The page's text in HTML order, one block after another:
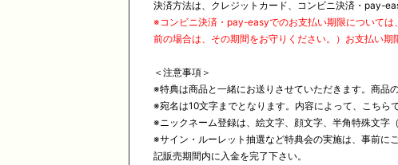
決済方法は、クレジットカード、コンビニ決済・pay-
※ コンビニ決済・pay-easyでのお支払い期限について
前の場合は、その期間をお守りください。）お支払い
＜注意事項＞
※特典は商品と一緒にお送りさせていただきます。商品
※宛名は10文字までとなります。内容によって、こちら
※ ニックネーム登録は、絵文字、顔文字、半角特殊文字
※サイン・ルーレット抽選など特典会の実施は、事前に
記販売期間内に入金を完了下さい。